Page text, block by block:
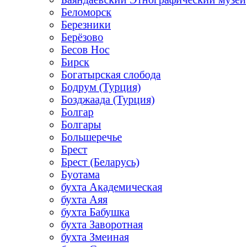
Беломорск
Березники
Берёзово
Бесов Нос
Бирск
Богатырская слобода
Бодрум (Турция)
Бозджаада (Турция)
Болгар
Болгары
Большеречье
Брест
Брест (Беларусь)
Буотама
бухта Академическая
бухта Аяя
бухта Бабушка
бухта Заворотная
бухта Змеиная